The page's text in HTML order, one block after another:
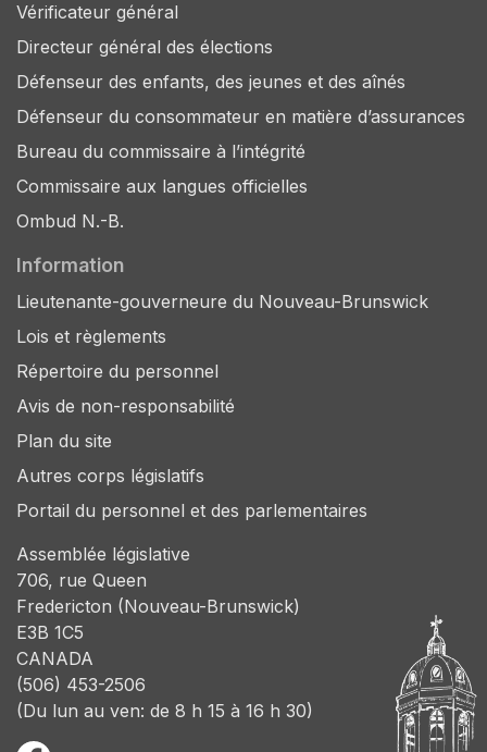
Vérificateur général
Directeur général des élections
Défenseur des enfants, des jeunes et des aînés
Défenseur du consommateur en matière d’assurances
Bureau du commissaire à l’intégrité
Commissaire aux langues officielles
Ombud N.-B.
Information
Lieutenante-gouverneure du Nouveau-Brunswick
Lois et règlements
Répertoire du personnel
Avis de non-responsabilité
Plan du site
Autres corps législatifs
Portail du personnel et des parlementaires
Assemblée législative
706, rue Queen
Fredericton (Nouveau-Brunswick)
E3B 1C5
CANADA
(506) 453-2506
(Du lun au ven: de 8 h 15 à 16 h 30)